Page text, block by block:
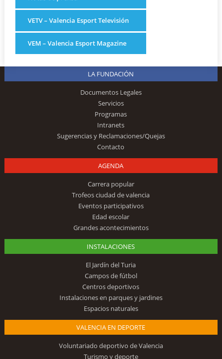
VETV – Valencia Esport Televisión
VEM – Valencia Esport Magazine
LA FUNDACIÓN
Documentos Legales
Servicios
Programas
Intranets
Sugerencias y Reclamaciones/Quejas
Contacto
AGENDA
Carrera popular
Trofeos ciudad de valencia
Eventos participativos
Edad escolar
Grandes acontecimientos
INSTALACIONES
El Jardín del Turia
Campos de fútbol
Centros deportivos
Instalaciones en parques y jardines
Espacios naturales
VALENCIA EN DEPORTE
Voluntariado deportivo de Valencia
Turismo y deporte